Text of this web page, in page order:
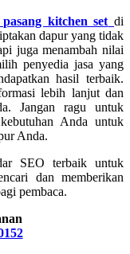
kitchen set di
dapur yang tidak
juga menambah nilai
penyedia jasa yang
hasil terbaik.
lebih lanjut dan
Jangan ragu untuk
Anda untuk
Anda.
SEO terbaik untuk
dan memberikan
pembaca.